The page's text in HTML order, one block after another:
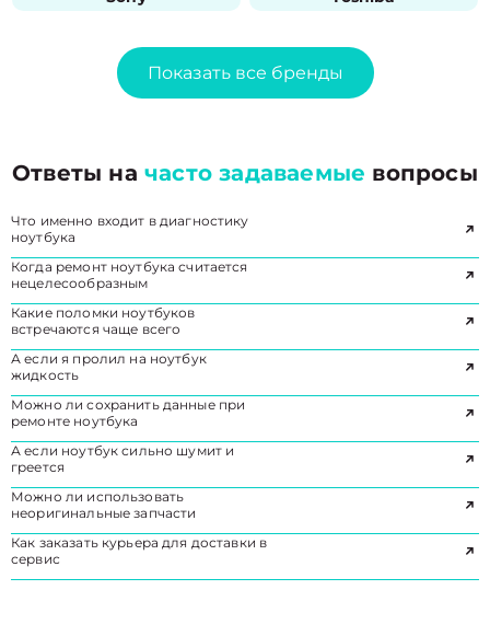
Показать все бренды
Ответы начасто задаваемые вопросы
Что именно входит в диагностику
ноутбука
Когда ремонт ноутбука считается
нецелесообразным
Какие поломки ноутбуков
встречаются чаще всего
А если я пролил на ноутбук
жидкость
Можно ли сохранить данные при
ремонте ноутбука
А если ноутбук сильно шумит и
греется
Можно ли использовать
неоригинальные запчасти
Как заказать курьера для доставки в
сервис